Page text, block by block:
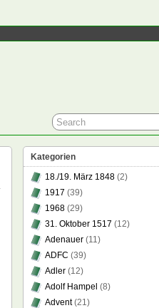
Kategorien
18./19. März 1848 (2)
1917 (39)
1968 (29)
31. Oktober 1517 (12)
Adenauer (11)
ADFC (39)
Adler (12)
Adolf Hampel (8)
Advent(21)